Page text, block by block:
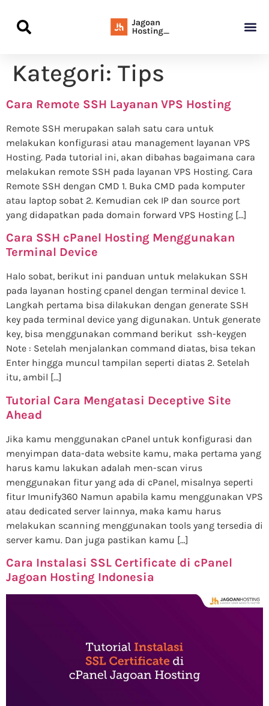
Kategori: Tips
Cara Remote SSH Layanan VPS Hosting
Remote SSH merupakan salah satu cara untuk
melakukan konfigurasi atau management layanan VPS
Hosting. Pada tutorial ini, akan dibahas bagaimana cara
melakukan remote SSH pada layanan VPS Hosting. Cara
Remote SSH dengan CMD 1. Buka CMD pada komputer
atau laptop sobat 2. Kemudian cek IP dan source port
yang didapatkan pada domain forward VPS Hosting […]
Cara SSH cPanel Hosting Menggunakan
Terminal Device
Halo sobat, berikut ini panduan untuk melakukan SSH
pada layanan hosting cpanel dengan terminal device 1.
Langkah pertama bisa dilakukan dengan generate SSH
key pada terminal device yang digunakan. Untuk generate
key, bisa menggunakan command berikut ssh-keygen
Note : Setelah menjalankan command diatas, bisa tekan
Enter hingga muncul tampilan seperti diatas 2. Setelah
itu, ambil […]
Tutorial Cara Mengatasi Deceptive Site
Ahead
Jika kamu menggunakan cPanel untuk konfigurasi dan
menyimpan data-data website kamu, maka pertama yang
harus kamu lakukan adalah men-scan virus
menggunakan fitur yang ada di cPanel, misalnya seperti
fitur Imunify360 Namun apabila kamu menggunakan VPS
atau dedicated server lainnya, maka kamu harus
melakukan scanning menggunakan tools yang tersedia di
server kamu. Dan juga pastikan kamu […]
Cara Instalasi SSL Certificate di cPanel
Jagoan Hosting Indonesia